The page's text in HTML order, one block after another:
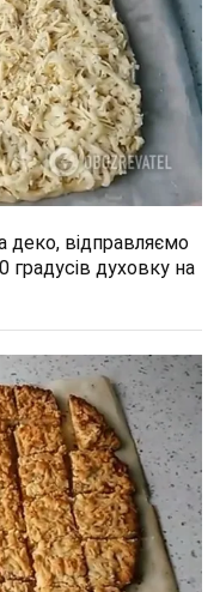
відправляємо
градусів духовку на